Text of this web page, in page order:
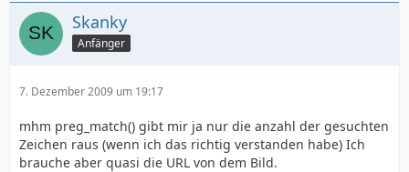
Skanky
Anfänger
7. Dezember 2009 um 19:17
mhm preg_match() gibt mir ja nur die anzahl der gesuchten
Zeichen raus (wenn ich das richtig verstanden habe) Ich
brauche aber quasi die URL von dem Bild.